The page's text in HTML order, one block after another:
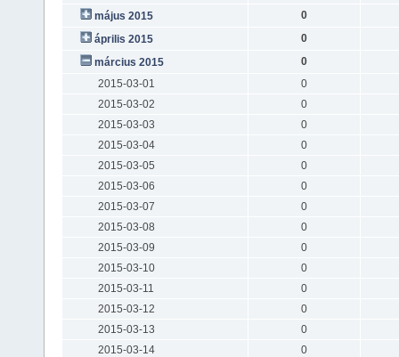
május 2015
0
április 2015
0
március 2015
0
2015-03-01
0
2015-03-02
0
2015-03-03
0
2015-03-04
0
2015-03-05
0
2015-03-06
0
2015-03-07
0
2015-03-08
0
2015-03-09
0
2015-03-10
0
2015-03-11
0
2015-03-12
0
2015-03-13
0
2015-03-14
0